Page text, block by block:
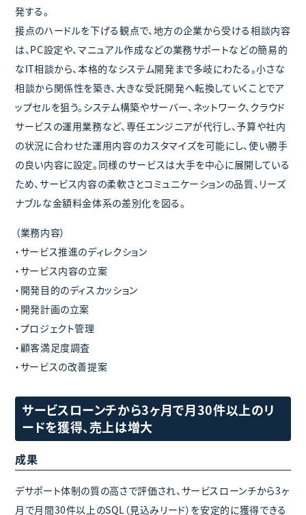
発する。
接点のハードルを下げる観点で、地方の企業から受ける相談内容
は、PC設定や、マニュアル作成などの業務サポートなどの簡易的
なIT相談から、本格的なシステム開発まで多岐にわたる。小さな
相談から関係性を築き、大きな受託開発へ転換していくことでア
ップセルを狙う。システム構築やサーバー、ネットワーク、クラウド
サービスの運用業務など、専任エンジニアが代行し、予算や社内
の状況に合わせた運用内容のカスタマイズを可能にし、使い勝手
の良い内容に設定。同様のサービスは大手を中心に展開している
ため、サービス内容の柔軟さとコミュニケーションの品質、リーズ
ナブルな金額料金体系の差別化を図る。
（業務内容）
・サービス推進のディレクション
・サービス内容の立案
・開発目的のディスカッション
・開発計画の立案
・プロジェクト管理
・顧客満足度調査
・サービスの改善提案
サービスローンチから3ヶ月で月30件以上のリ
ードを獲得、売上は増大
成果
デサポート体制の質の高さで評価され、サービスローンチから3ヶ
月で月間30件以上のSQL（見込みリード）を安定的に獲得できる